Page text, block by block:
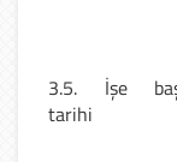
3.5. İşe
tarihi